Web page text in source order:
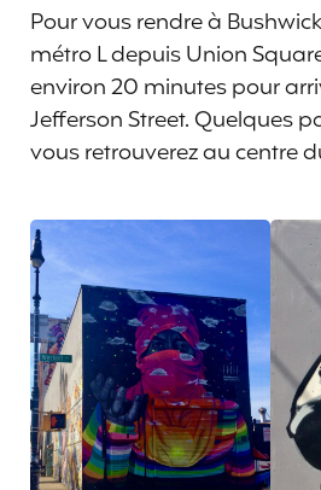
Pour vous rendre à
métro L depuis Union
environ 20 minutes pour
Jefferson Street. Quelques
vous retrouverez au centre